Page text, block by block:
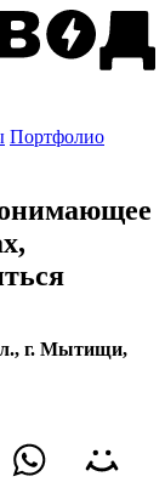
Портфолио
, г. Мытищи,